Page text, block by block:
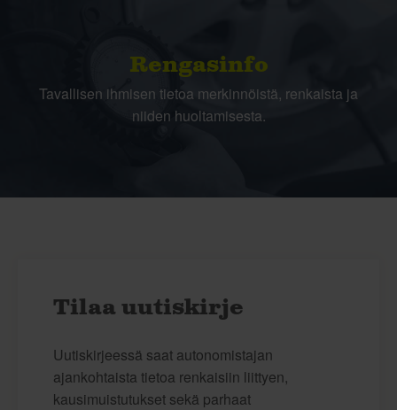
Rengasinfo
Tavallisen ihmisen tietoa merkinnöistä, renkaista ja
niiden huoltamisesta.
Tilaa uutiskirje
Uutiskirjeessä saat autonomistajan
ajankohtaista tietoa renkaisiin liittyen,
kausimuistutukset sekä parhaat